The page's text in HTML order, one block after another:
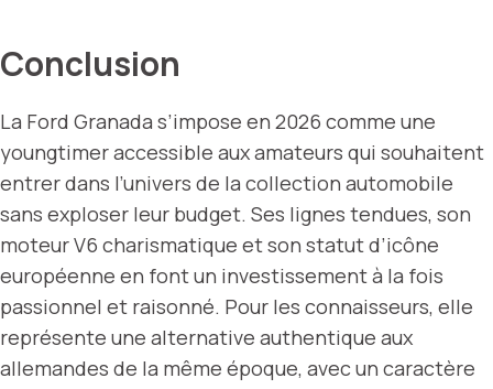
Conclusion
La Ford Granada s’impose en 2026 comme une
youngtimer accessible aux amateurs qui souhaitent
entrer dans l’univers de la collection automobile
sans exploser leur budget. Ses lignes tendues, son
moteur V6 charismatique et son statut d’icône
européenne en font un investissement à la fois
passionnel et raisonné. Pour les connaisseurs, elle
représente une alternative authentique aux
allemandes de la même époque, avec un caractère